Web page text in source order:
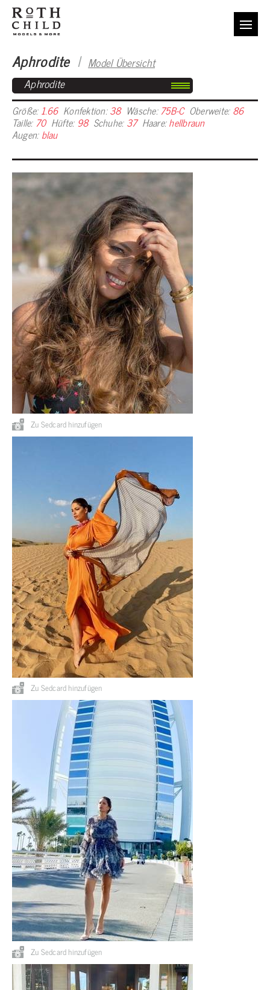
Aphrodite I Model Übersicht
Aphrodite
Größe: 1.66 Konfektion:38 Wäsche:75B-C Oberweite: 86
Taille: 70 Hüfte: 98 Schuhe: 37 Haare:hellbraun
Augen: blau
Zu Sedcard hinzufügen
Zu Sedcard hinzufügen
Zu Sedcard hinzufügen